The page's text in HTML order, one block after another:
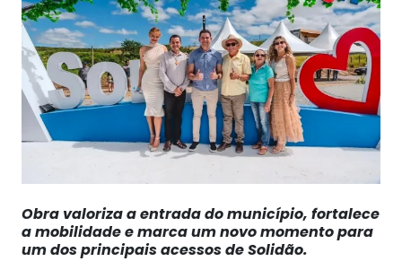
Obra valoriza a entrada do município, fortalece
a mobilidade e marca um novo momento para
um dos principais acessos de Solidão.